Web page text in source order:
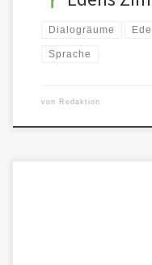
Dialogräume
Sprache
von Redaktion